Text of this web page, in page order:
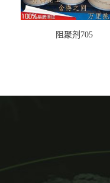
阻聚剂705